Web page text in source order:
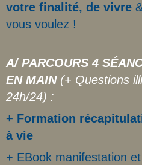
votre finalité, de vivre
vous voulez !
A/ PARCOURS 4
EN MAIN (+ Questions
24h/24) :
+ Formation
à vie
+ EBook manifestation